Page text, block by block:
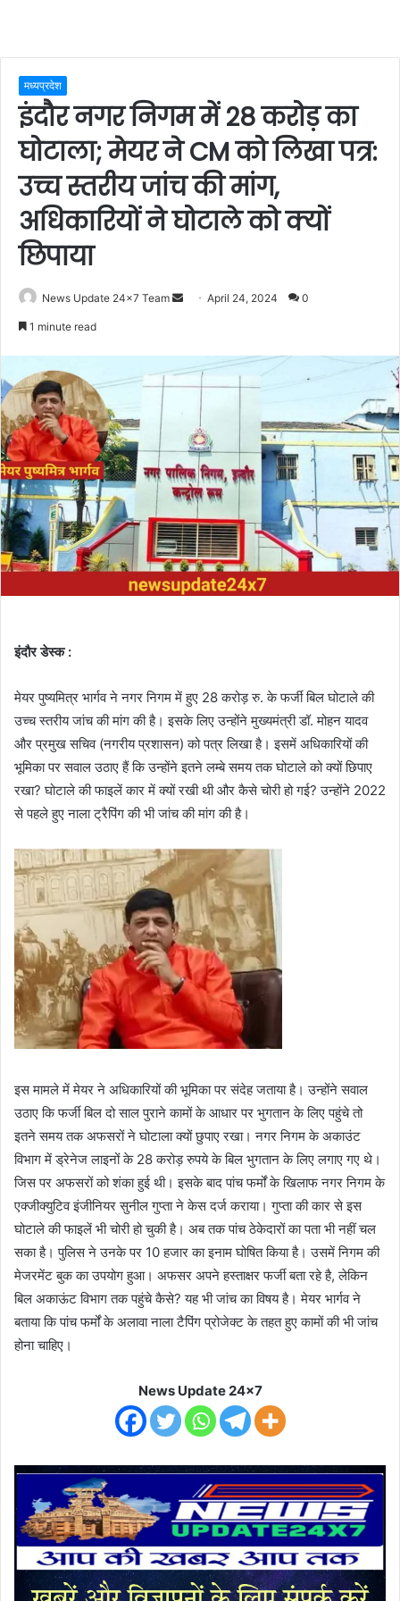
मध्यप्रदेश
इंदौर नगर निगम में 28 करोड़ का
घोटाला; मेयर ने CM को लिखा पत्र:
उच्च स्तरीय जांच की मांग,
अधिकारियों ने घोटाले को क्यों
छिपाया
News Update 24x7 Team
Send April 24, 2024 0
1 minute read
इंदौर डेस्क :
मेयर पुष्यमित्र भार्गव ने नगर निगम में हुए 28 करोड़ रु. के फर्जी बिल घोटाले की
उच्च स्तरीय जांच की मांग की है। इसके लिए उन्होंने मुख्यमंत्री डॉ. मोहन यादव
और प्रमुख सचिव (नगरीय प्रशासन) को पत्र लिखा है। इसमें अधिकारियों की
भूमिका पर सवाल उठाए हैं कि उन्होंने इतने लम्बे समय तक घोटाले को क्यों छिपाए
रखा? घोटाले की फाइलें कार में क्यों रखी थी और कैसे चोरी हो गई? उन्होंने 2022
से पहले हुए नाला ट्रैपिंग की भी जांच की मांग की है।
इस मामले में मेयर ने अधिकारियों की भूमिका पर संदेह जताया है। उन्होंने सवाल
उठाए कि फर्जी बिल दो साल पुराने कामों के आधार पर भुगतान के लिए पहुंचे तो
इतने समय तक अफसरों ने घोटाला क्यों छुपाए रखा। नगर निगम के अकाउंट
विभाग में ड्रेनेज लाइनों के 28 करोड़ रुपये के बिल भुगतान के लिए लगाए गए थे।
जिस पर अफसरों को शंका हुई थी। इसके बाद पांच फर्मों के खिलाफ नगर निगम के
एक्जीक्युटिव इंजीनियर सुनील गुप्ता ने केस दर्ज कराया। गुप्ता की कार से इस
घोटाले की फाइलें भी चोरी हो चुकी है। अब तक पांच ठेकेदारों का पता भी नहीं चल
सका है। पुलिस ने उनके पर 10 हजार का इनाम घोषित किया है। उसमें निगम की
मेजरमेंट बुक का उपयोग हुआ। अफसर अपने हस्ताक्षर फर्जी बता रहे है, लेकिन
बिल अकाऊंट विभाग तक पहुंचे कैसे? यह भी जांच का विषय है। मेयर भार्गव ने
बताया कि पांच फर्मों के अलावा नाला टैपिंग प्रोजेक्ट के तहत हुए कामों की भी जांच
होना चाहिए।
News Update 24x7